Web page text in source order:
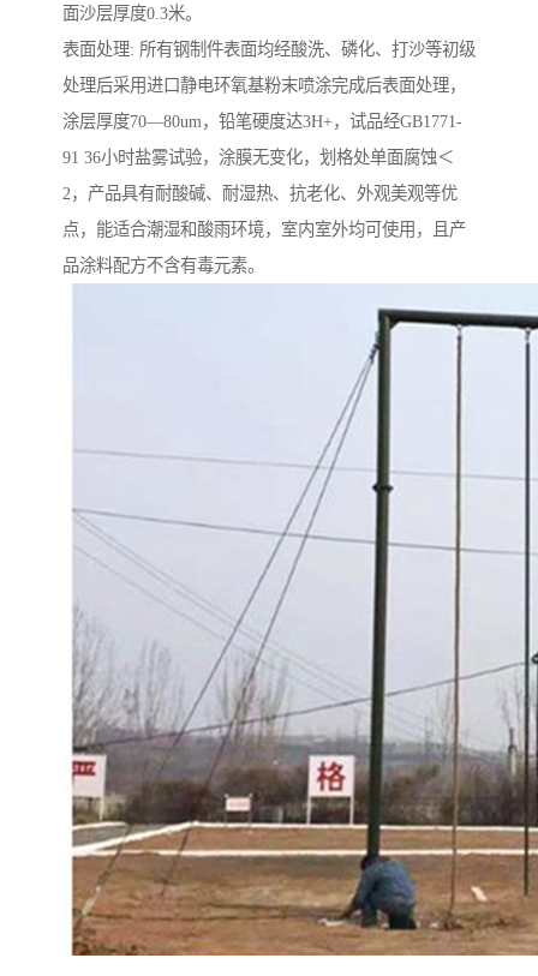
面沙层厚度0.3米。
表面处理: 所有钢制件表面均经酸洗、磷化、打沙等初级
处理后采用进口静电环氧基粉末喷涂完成后表面处理，
涂层厚度70—80um，铅笔硬度达3H+，试品经GB1771-
91 36小时盐雾试验，涂膜无变化，划格处单面腐蚀＜
2，产品具有耐酸碱、耐湿热、抗老化、外观美观等优
点，能适合潮湿和酸雨环境，室内室外均可使用，且产
品涂料配方不含有毒元素。